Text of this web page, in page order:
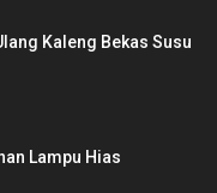
Kaleng Bekas Susu
Lampu Hias